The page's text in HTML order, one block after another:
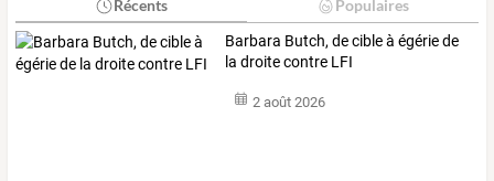
Récents Populaires
Barbara Butch, de cible à égérie de
la droite contre LFI
2 août 2026